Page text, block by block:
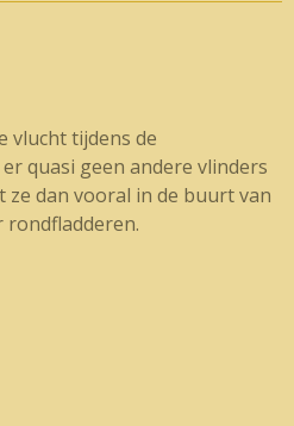
vlucht tijdens de
quasi geen andere vlinders
ze dan vooral in de buurt van
rondfladderen.